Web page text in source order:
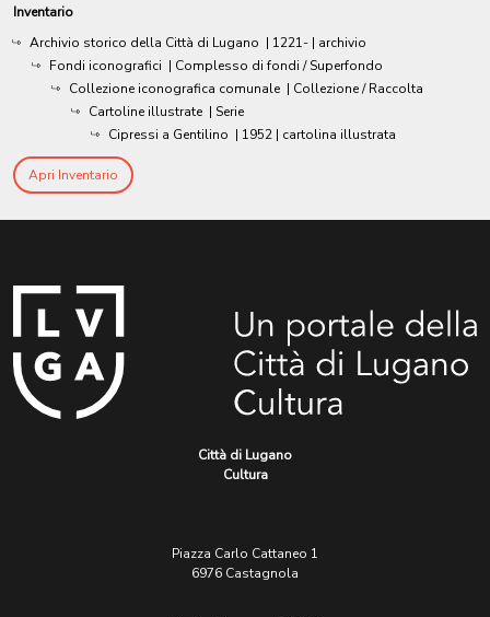
Inventario
Archivio storico della Città di Lugano | 1221- | archivio
Fondi iconografici | Complesso di fondi / Superfondo
Collezione iconografica comunale | Collezione / Raccolta
Cartoline illustrate | Serie
Cipressi a Gentilino | 1952 | cartolina illustrata
Apri Inventario
Città di Lugano
Cultura
Piazza Carlo Cattaneo 1
6976 Castagnola